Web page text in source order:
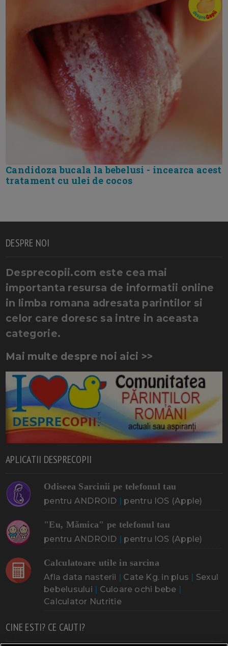
Candidoza bucala la bebelusi - incearca acest
tratament cu ulei de cocos
DESPRE NOI
Desprecopii.com este cea mai
importanta resursa de informatii online
in limba romana adresata parintilor si
celor care doresc sa intre in aceasta
categorie.
Mai multe despre noi aici >>
APLICATII DESPRECOPII
Odiseea Sarcinii pe telefonul tau
pentru ANDROID | pentru IOS (Apple)
"Eu, Mămica" pe telefonul tau
pentru ANDROID | pentru IOS (Apple)
Calculatoare utile in sarcina
Afla data nasterii | Cate Kg. in plus | Sexul
bebelusului | Culoare ochi bebe |
Calculator Nutritie
CINE ESTI? CE CAUTI?